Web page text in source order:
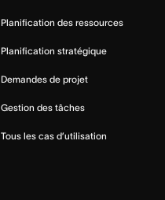
Planification des ressources
Planification stratégique
Demandes de projet
Gestion des tâches
Tous les cas d’utilisation